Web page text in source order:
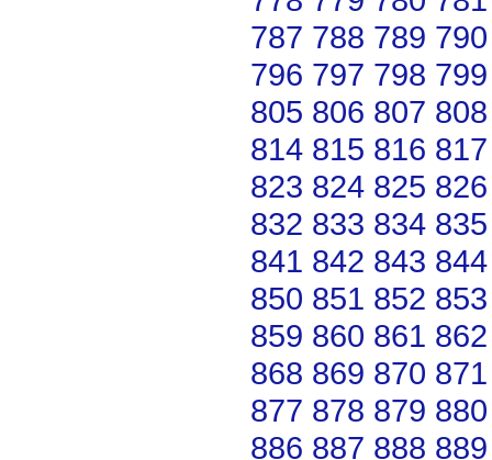
787 788 789 790
796 797 798 799
805 806 807 808
814 815 816 817
823 824 825 826
832 833 834 835
841 842 843 844
850 851 852 853
859 860 861 862
868 869 870 871
877 878 879 880
886 887 888 889